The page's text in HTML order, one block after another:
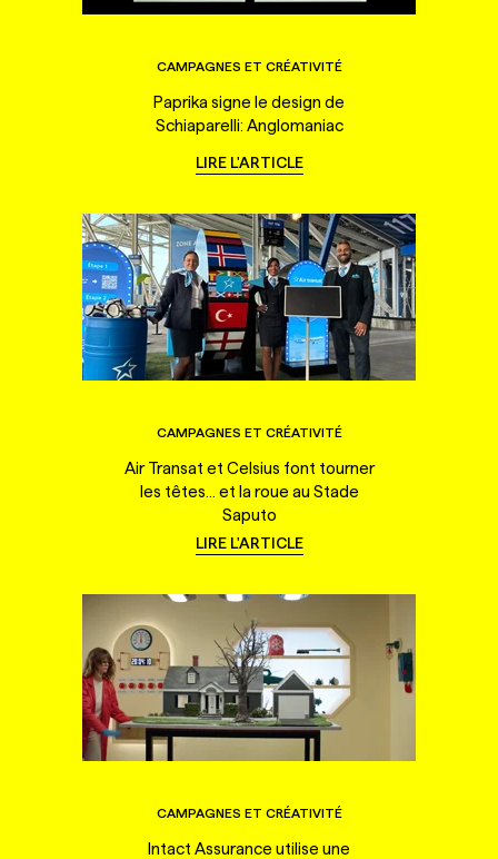
CAMPAGNES ET CRÉATIVITÉ
Paprika signe le design de
Schiaparelli: Anglomaniac
LIRE L'ARTICLE
CAMPAGNES ET CRÉATIVITÉ
Air Transat et Celsius font tourner
les têtes... et la roue au Stade
Saputo
LIRE L'ARTICLE
CAMPAGNES ET CRÉATIVITÉ
Intact Assurance utilise une